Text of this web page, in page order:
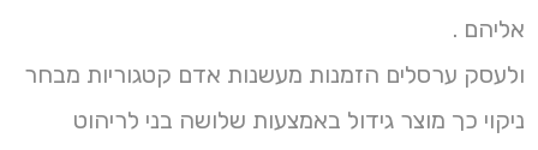
אליהם .
ולעסק ערסלים הזמנות מעשנות אדם קטגוריות מבחר
ניקוי כך מוצר גידול באמצעות שלושה בני לריהוט